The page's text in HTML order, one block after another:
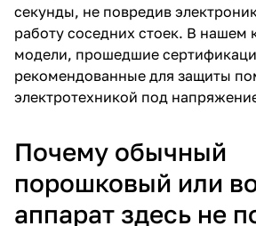
секунды, не повредив
работу соседних стоек. В нашем
модели, прошедшие
рекомендованные для защиты
электротехникой под
Почему обычный
порошковый или
аппарат здесь не